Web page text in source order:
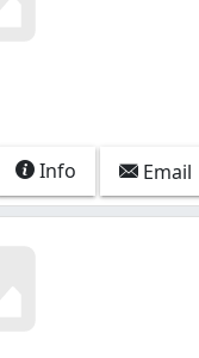
Info Email